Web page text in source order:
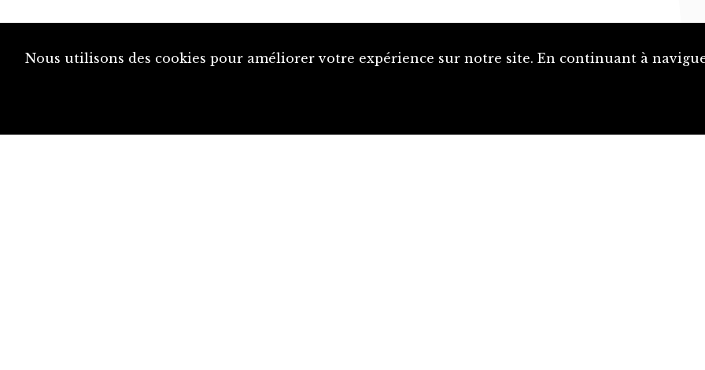
Nous utilisons des cookies pour améliorer votre expérience sur notre site. En continuant à